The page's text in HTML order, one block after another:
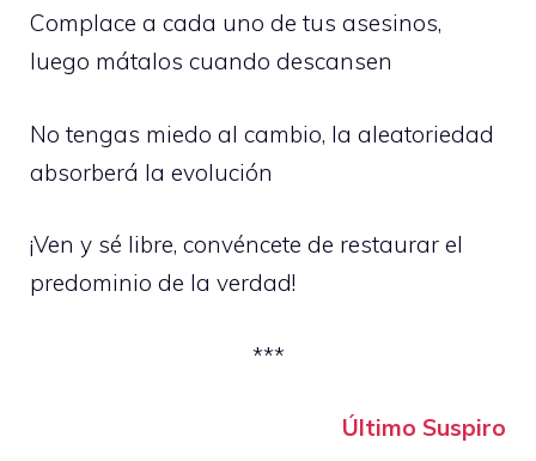
Complace a cada uno de tus asesinos,
luego mátalos cuando descansen
No tengas miedo al cambio, la aleatoriedad
absorberá la evolución
¡Ven y sé libre, convéncete de restaurar el
predominio de la verdad!
***
Último Suspiro